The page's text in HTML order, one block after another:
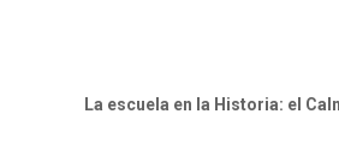
⁠La escuela en la Historia: el